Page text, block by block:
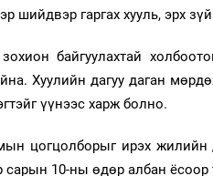
шийдвэр гаргах хууль, эрх
байгуулахтай
Хуулийн дагуу даган
үүнээс харж болно.
цогцолборыг ирэх жилийн
сарын 10-ны өдөр албан ёсоор